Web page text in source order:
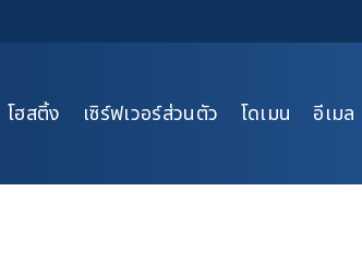
โฮสติ้ง เซิร์ฟเวอร์ส่วนตัว โดเมน อีเมล